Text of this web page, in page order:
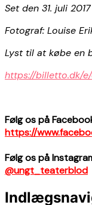
Set den 31. juli 2017
Fotograf: Louise
Lyst til at købe en
https://billetto.dk/
Følg os på
https://
Følg os på
@ungt_teaterblod